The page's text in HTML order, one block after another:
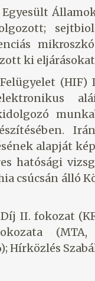
Egyesült
ki
(HIF)
alapját
hatósági
csúcsán álló
II. fokozat
Hírközlés